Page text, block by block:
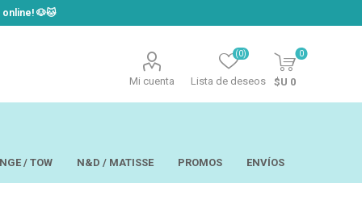
​🐶​🐱
Mi cuenta Lista de deseos
(0) 0
$U 0
/ TOW N&D / MATISSE PROMOS ENVÍOS